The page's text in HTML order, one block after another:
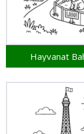
Hayvanat